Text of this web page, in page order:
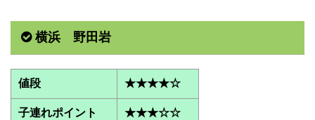
横浜 野田岩
値段 ★★★★☆
子連れポイント ★★★☆☆